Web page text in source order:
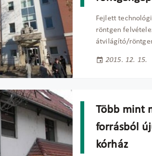
Fejlett
röntgen
átvilágító/
2015. 12. 15.
Több mint
forrásból
kórház